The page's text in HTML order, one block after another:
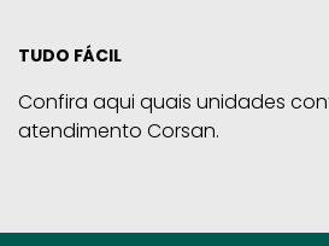
TUDO FÁCIL
Confira aqui quais unidades
atendimento Corsan.